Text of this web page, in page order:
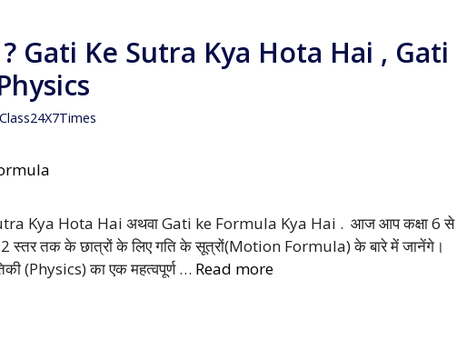
? Gati Ke Sutra Kya Hota Hai , Gati
Kya Hota Hai अथवा Gati ke Formula Kya Hai . आज आप कक्षा 6 से
स्तर तक के छात्रों के लिए गति के सूत्रों(Motion Formula) के बारे में जानेंगे।
(Physics) का एक महत्वपूर्ण … Read more